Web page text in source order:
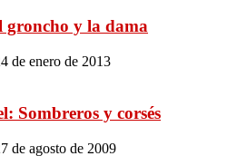
groncho y la dama
de enero de 2013
Sombreros y corsés
de agosto de 2009